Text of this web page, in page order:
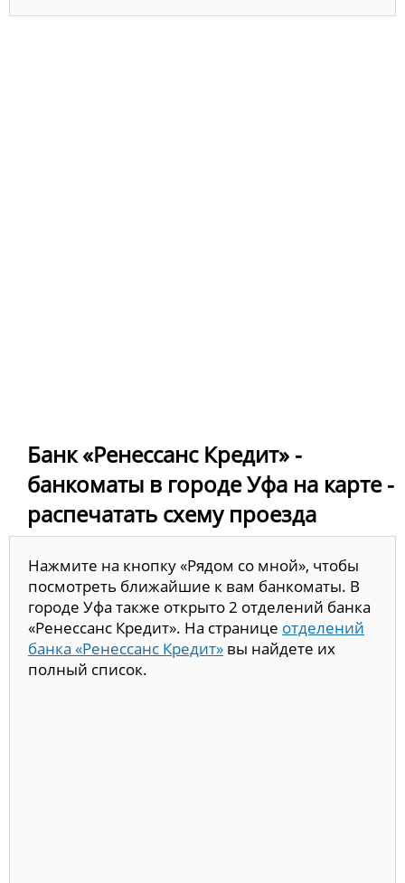
Банк «Ренессанс Кредит» -
банкоматы в городе Уфа на карте -
распечатать схему проезда
Нажмите на кнопку «Рядом со мной», чтобы
посмотреть ближайшие к вам банкоматы. В
городе Уфа также открыто 2 отделений банка
«Ренессанс Кредит». На странице отделений
банка «Ренессанс Кредит» вы найдете их
полный список.